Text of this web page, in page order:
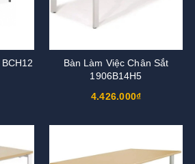
Bàn Làm Việc Chân Sắt
1906B14H5
4.426.000₫